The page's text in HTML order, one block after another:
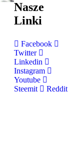
Nasze
Linki
Facebook
Twitter
Linkedin
Instagram
Youtube
Steemit
Reddit